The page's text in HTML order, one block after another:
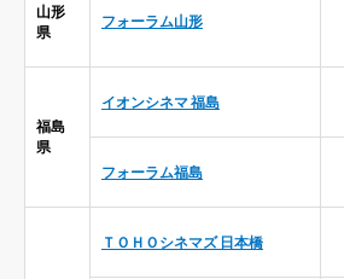
山形
県
フォーラム山形
福島
県
イオンシネマ 福島
フォーラム福島
ＴＯＨＯシネマズ 日本橋